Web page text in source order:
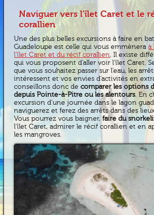
Naviguer vers l’îlet Caret et le
corallien
Une des plus belles excursions à faire en
Guadeloupe est celle qui vous emmèneraà
l’îlet Caret et du récif corallien. Il existe
qui vous proposent d’aller voir l’îlet Caret.
que vous souhaitez passer sur l’eau, les
intéressent et vos envies d’activités en
conseillons donc de comparer les options
depuis Pointe-à-Pitre ou les alentours. En
excursion d’une journée dans le lagon
naviguerez et ferez des arrêts dans des
Vous pourrez vous baigner,faire du
l’îlet Caret, admirer le récif corallien et en
les mangroves.